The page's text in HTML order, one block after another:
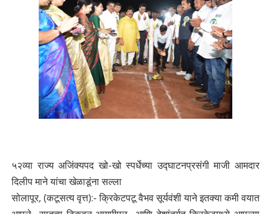
५२व्या राज्य अजिंक्यपद खो-खो स्पर्धेच्या उद्घाटनप्रसंगी माजी आमदार
दिलीप माने यांचा खेळाडूंना सल्ला
​सोलापूर, (कटूसत्य वृत्त):-क्रिकेटपटू वैभव सूर्यवंशी याने इतक्या कमी वयात